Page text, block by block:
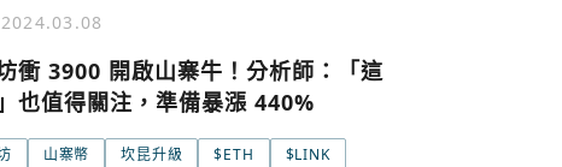
2024.03.08
衝 3900 開啟山寨牛！分析師：「這
也值得關注，準備暴漲 440%
山寨幣 坎昆升級 $ETH $LINK